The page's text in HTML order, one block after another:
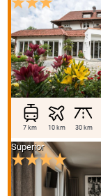
7 km 10 km 30 km
Superior